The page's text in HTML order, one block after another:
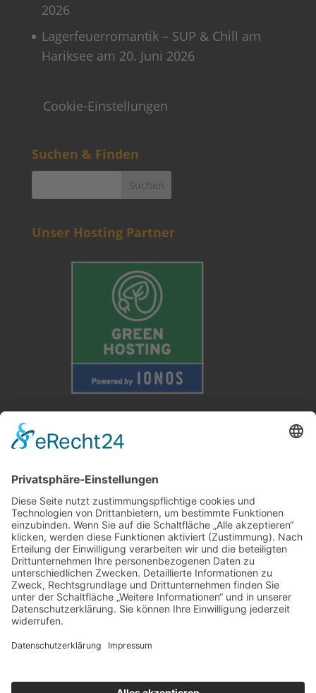
2026
Lagerfeuerromantik – SUP & Chill am
Hariksee am 20. Juni 2026
Cookie-Einstellungen
Suchen & Finden
Unser Hosting Partner
Weitere Informationen
Kontakt
Newsletter
FAQ
Schlagworte
Datenschutz
Impressum